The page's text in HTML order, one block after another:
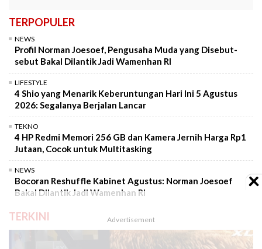
TERPOPULER
NEWS
Profil Norman Joesoef, Pengusaha Muda yang Disebut-
sebut Bakal Dilantik Jadi Wamenhan RI
LIFESTYLE
4 Shio yang Menarik Keberuntungan Hari Ini 5 Agustus
2026: Segalanya Berjalan Lancar
TEKNO
4 HP Redmi Memori 256 GB dan Kamera Jernih Harga Rp1
Jutaan, Cocok untuk Multitasking
NEWS
Bocoran Reshuffle Kabinet Agustus: Norman Joesoef
Bakal Dilantik Jadi Wamenhan RI
TERKINI